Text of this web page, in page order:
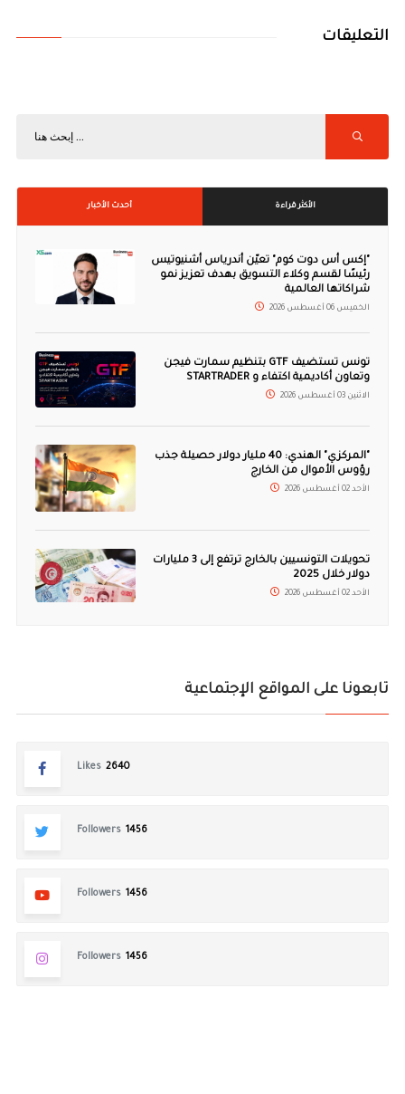
التعليقات
الأكثر قراءة أحدث الأخبار
"إكس أس دوت كوم" تعيّن أندرياس أشنيوتيس
رئيسًا لقسم وكلاء التسويق بهدف تعزيز نمو
شراكاتها العالمية
الخميس 06 أغسطس 2026
تونس تستضيف GTF بتنظيم سمارت فيجن
وتعاون أكاديمية اكتفاء و STARTRADER
الاثنين 03 أغسطس 2026
"المركزي" الهندي: 40 مليار دولار حصيلة جذب
رؤوس الأموال من الخارج
الأحد 02 أغسطس 2026
تحويلات التونسيين بالخارج ترتفع إلى 3 مليارات
دولار خلال 2025
الأحد 02 أغسطس 2026
تابعونا على المواقع الإجتماعية
Likes 2640
Followers 1456
Followers 1456
Followers 1456